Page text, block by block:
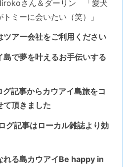
さん＆ダーリン 「愛犬
トミーに会いたい（笑）」
ツアー会社をご利用ください
で夢を叶えるお手伝いする
記事からカウアイ島旅をコ
て頂きました
グ記事はローカル雑誌より効
れる島カウアイBe happy in